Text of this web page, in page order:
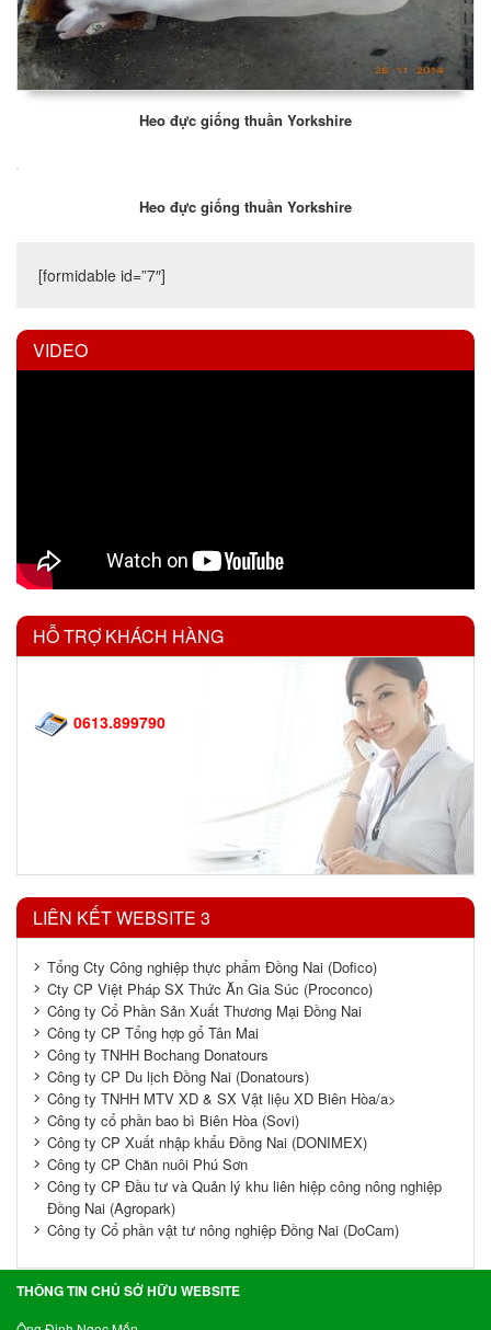
Heo đực giống thuần Yorkshire
Heo đực giống thuần Yorkshire
[formidable id=”7″]
VIDEO
HỖ TRỢ KHÁCH HÀNG
0613.899790
LIÊN KẾT WEBSITE 3
Tổng Cty Công nghiệp thực phẩm Đồng Nai (Dofico)
Cty CP Việt Pháp SX Thức Ăn Gia Súc (Proconco)
Công ty Cổ Phần Sản Xuất Thương Mại Đồng Nai
Công ty CP Tổng hợp gổ Tân Mai
Công ty TNHH Bochang Donatours
Công ty CP Du lịch Đồng Nai (Donatours)
Công ty TNHH MTV XD & SX Vật liệu XD Biên Hòa/a>
Công ty cổ phần bao bì Biên Hòa (Sovi)
Công ty CP Xuất nhập khẩu Đồng Nai (DONIMEX)
Công ty CP Chăn nuôi Phú Sơn
Công ty CP Đầu tư và Quản lý khu liên hiệp công nông nghiệp
Đồng Nai (Agropark)
Công ty Cổ phần vật tư nông nghiệp Đồng Nai (DoCam)
THÔNG TIN CHỦ SỞ HỮU WEBSITE